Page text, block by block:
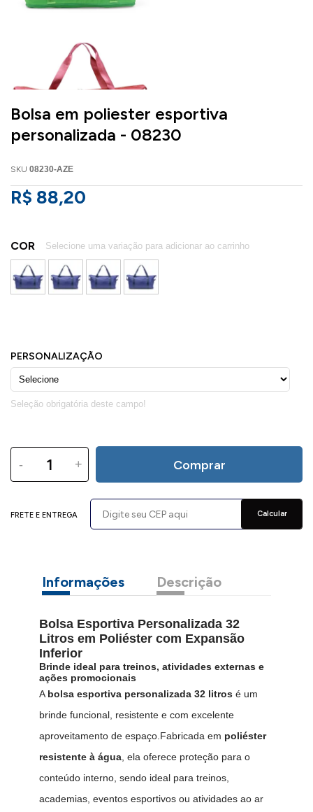
Bolsa em poliester esportiva
personalizada - 08230
SKU 08230-AZE
R$ 88,20
COR
- + Comprar
FRETE E ENTREGA Calcular
Informações Descrição
Bolsa Esportiva Personalizada 32
Litros em Poliéster com Expansão
Inferior
Brinde ideal para treinos, atividades externas e
ações promocionais
A bolsa esportiva personalizada 32 litrosé um
brinde funcional, resistente e com excelente
aproveitamento de espaço.Fabricada em poliéster
resistente à água, ela oferece proteção para o
conteúdo interno, sendo ideal para treinos,
academias, eventos esportivos ou atividades ao ar